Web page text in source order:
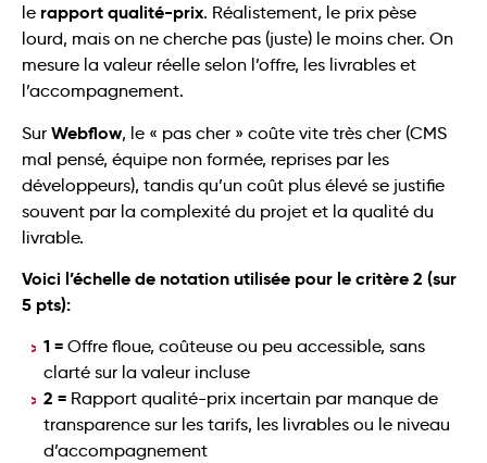
le rapport qualité-prix. Réalistement, le prix pèse
lourd, mais on ne cherche pas (juste) le moins cher. On
mesure la valeur réelle selon l’offre, les livrables et
l’accompagnement.
Sur Webflow, le « pas cher » coûte vite très cher (CMS
mal pensé, équipe non formée, reprises par les
développeurs), tandis qu’un coût plus élevé se justifie
souvent par la complexité du projet et la qualité du
livrable.
Voici l’échelle de notation utilisée pour le critère 2 (sur
5 pts):
1 = Offre floue, coûteuse ou peu accessible, sans
clarté sur la valeur incluse
2 = Rapport qualité-prix incertain par manque de
transparence sur les tarifs, les livrables ou le niveau
d’accompagnement